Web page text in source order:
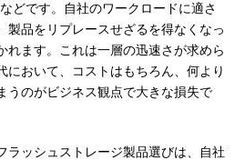
どです。自社のワークロードに適さ
製品をリプレースせざるを得なくなっ
れます。これは一層の迅速さが求めら
において、コストはもちろん、何より
うのがビジネス観点で大きな損失で
ッシュストレージ製品選びは、自社